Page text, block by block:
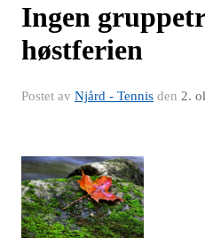
Ingen
høstferien
Postet av Njård - Tennis den 2.